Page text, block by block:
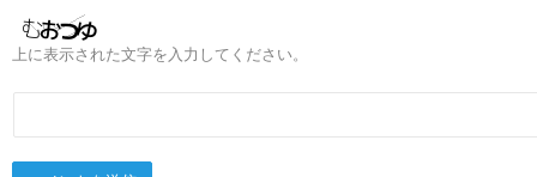
上に表示された文字を入力してください。